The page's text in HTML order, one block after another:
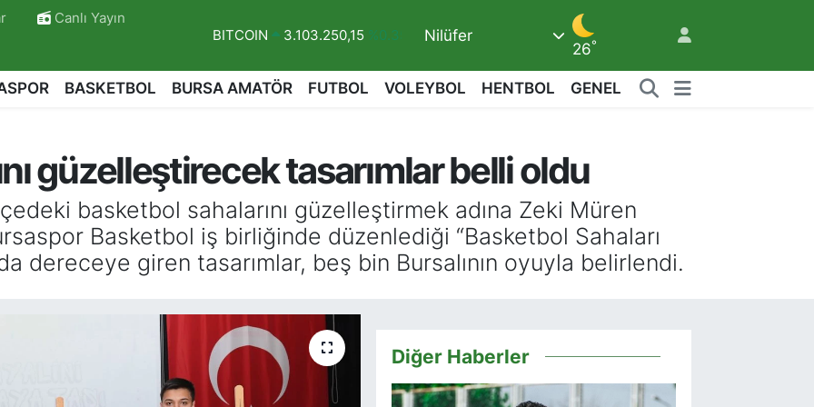
Canlı Yayın
DOLAR 47,7436 %0.18
EURO
55,2510 %0.32
BİST100
13.779 %-14
BITCOIN
3.103.250,15 %0.35
Nilüfer
26°
BASKETBOL BURSA AMATÖR FUTBOL VOLEYBOL HENTBOL GENEL
güzelleştirecek tasarımlar belli oldu
basketbol sahalarını güzelleştirmek adına Zeki Müren
Basketbol iş birliğinde düzenlediği “Basketbol Sahaları
dereceye giren tasarımlar, beş bin Bursalının oyuyla belirlendi.
Diğer Haberler